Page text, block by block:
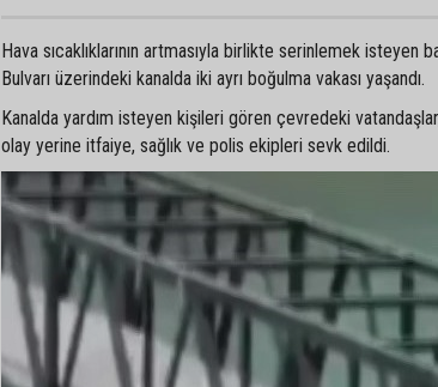
Hava sıcaklıklarının artmasıyla birlikte serinlemek isteyen
Bulvarı üzerindeki kanalda iki ayrı boğulma vakası yaşandı.
Kanalda yardım isteyen kişileri gören çevredeki
olay yerine itfaiye, sağlık ve polis ekipleri sevk edildi.